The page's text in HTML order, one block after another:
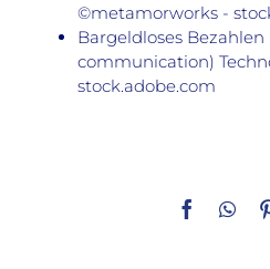
©metamorworks -
Bargeldloses
communication)
stock.adobe.com